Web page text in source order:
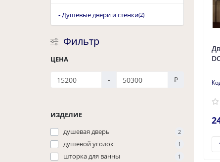
- Душевые двери и стенки(2)
Фильтр
ЦЕНА
- ₽
ИЗДЕЛИЕ
душевая дверь
2
душевой уголок 1
шторка для ванны 1